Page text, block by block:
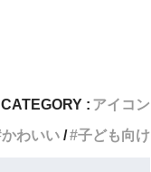
CATEGORY : アイコン
かわいい 子ども向け